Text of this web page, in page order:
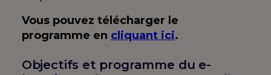
Vous pouvez télécharger le
programme en cliquant ici.
Objectifs et programme du e-